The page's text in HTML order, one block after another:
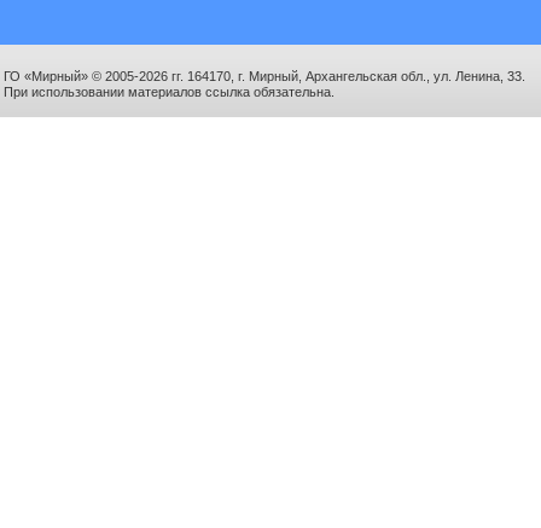
ГО «Мирный» © 2005-2026 гг. 164170, г. Мирный, Архангельская обл., ул. Ленина, 33.
При использовании материалов ссылка обязательна.